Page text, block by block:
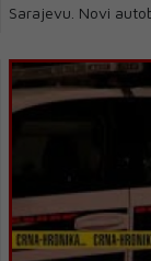
Sarajevu. Novi